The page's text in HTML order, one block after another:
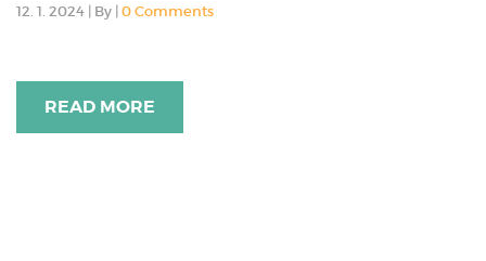
12. 1. 2024 | By | 0 Comments
READ MORE